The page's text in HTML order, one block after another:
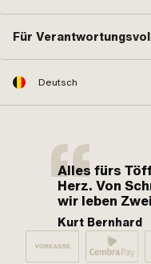
Für
Deutsch
Alles fürs
Herz. Von
wir leben
Kurt Bernhard